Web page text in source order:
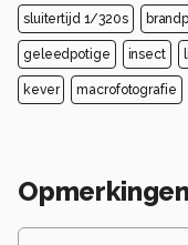
sluitertijd 1/320s
geleedpotige insect
kever macrofotografie
Opmerkingen